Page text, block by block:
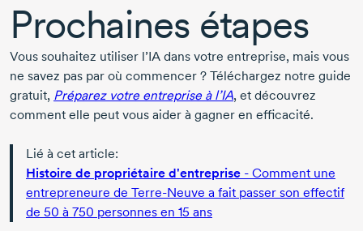
Prochaines étapes
Vous souhaitez utiliser l’IA dans votre entreprise, mais vous
ne savez pas par où commencer ? Téléchargez notre guide
gratuit, Préparez votre entreprise à l’IA, et découvrez
comment elle peut vous aider à gagner en efficacité.
Lié à cet article:
Histoire de propriétaire d'entreprise - Comment une
entrepreneure de Terre-Neuve a fait passer son effectif
de 50 à 750 personnes en 15 ans